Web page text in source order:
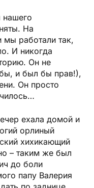
нашего
На
мы работали так,
И никогда
Он не
и был бы прав!),
Он просто
ехала домой и
орлиный
хихикающий
– таким же был
до боли
папу Валерия